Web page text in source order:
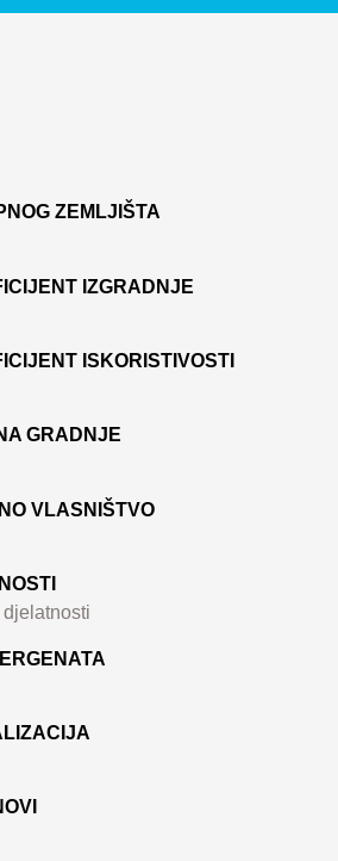
ZEMLJIŠTA
IZGRADNJE
ISKORISTIVOSTI
GRADNJE
VLASNIŠTVO